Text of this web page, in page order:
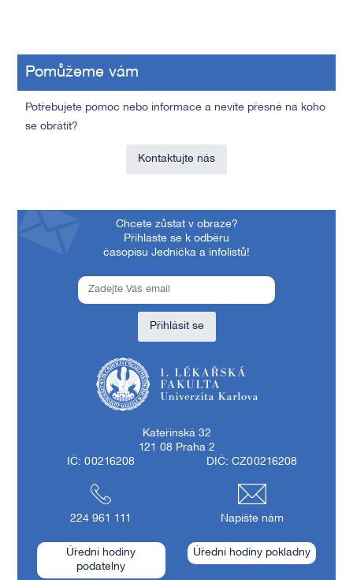
Pomůžeme vám
Potřebujete pomoc nebo informace a nevíte přesně na koho
se obrátit?
Kontaktujte nás
Chcete zůstat v obraze?
Přihlaste se k odběru
časopisu Jednička a infolistů!
Přihlásit se
Kateřinská 32
121 08 Praha 2
IČ: 00216208
DIČ: CZ00216208
224 961 111 Napište nám
Úřední hodiny
podatelny
Úřední hodiny pokladny